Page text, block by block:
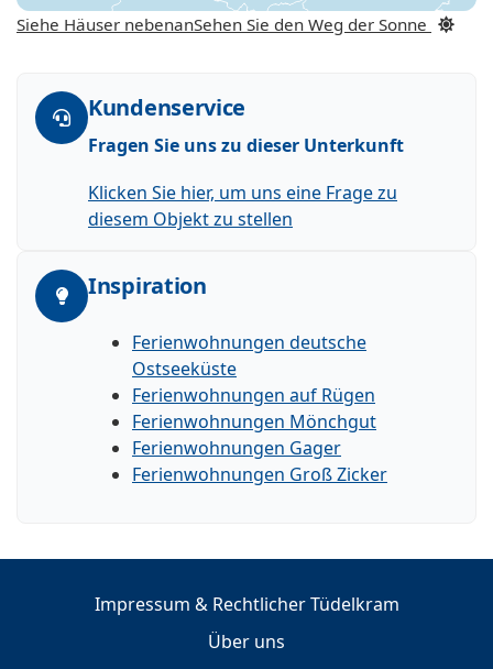
Siehe Häuser nebenanSehen Sie den Weg der Sonne
Kundenservice
Fragen Sie uns zu dieser Unterkunft
Klicken Sie hier, um uns eine Frage zu
diesem Objekt zu stellen
Inspiration
Ferienwohnungen deutsche
Ostseeküste
Ferienwohnungen auf Rügen
Ferienwohnungen Mönchgut
Ferienwohnungen Gager
Ferienwohnungen Groß Zicker
Impressum & Rechtlicher Tüdelkram
Über uns